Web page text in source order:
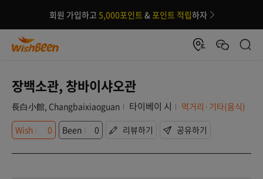
회원 가입하고 5,000포인트 &포인트 적립하자
장백소관, 창바이샤오관
長白小館, Changbaixiaoguan 타이베이 시
먹거리·기타(음식)
Wish
0 Been 0 리뷰하기 공유하기